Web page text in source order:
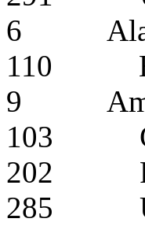
6
110
9
103
202
285